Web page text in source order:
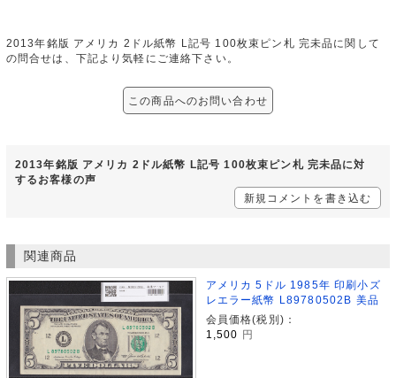
2013年銘版 アメリカ 2ドル紙幣 L記号 100枚束ピン札 完未品に関して
の問合せは、下記より気軽にご連絡下さい。
この商品へのお問い合わせ
2013年銘版 アメリカ 2ドル紙幣 L記号 100枚束ピン札 完未品に対
するお客様の声
新規コメントを書き込む
関連商品
アメリカ 5ドル 1985年 印刷小ズ
レエラー紙幣 L89780502B 美品
会員価格(税別)：
1,500
円